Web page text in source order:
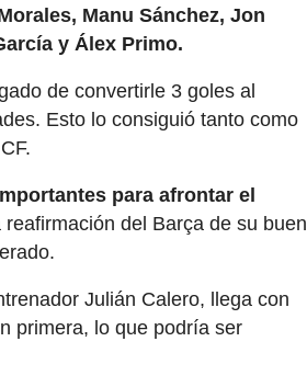
Manu Sánchez, Jon
y Álex Primo.
de convertirle 3 goles al
Esto lo consiguió tanto como
para afrontar el
del Barça de su buen
Julián Calero, llega con
primera, lo que podría ser